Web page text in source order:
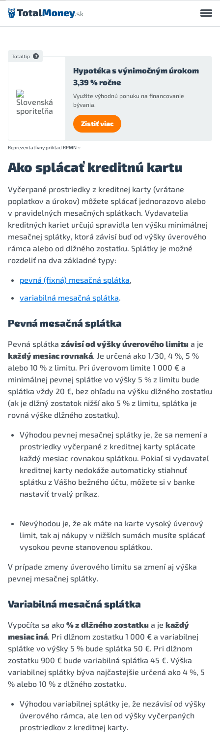
Preskočiť na obsah
Totaltip
Hypotéka s výnimočným úrokom
3,39 % ročne
Využite výhodnú ponuku na financovanie
bývania.
Zistiť viac
Reprezentatívny príklad RPMN
Ako splácať kreditnú kartu
Vyčerpané prostriedky z kreditnej karty (vrátane
poplatkov a úrokov) môžete splácať jednorazovo alebo
v pravidelných mesačných splátkach. Vydavatelia
kreditných kariet určujú spravidla len výšku minimálnej
mesačnej splátky, ktorá závisí buď od výšky úverového
rámca alebo od dlžného zostatku. Splátky je možné
rozdeliť na dva základné typy:
pevná (fixná) mesačná splátka,
variabilná mesačná splátka.
Pevná mesačná splátka
Pevná splátka závisí od výšky úverového limitu a je
každý mesiac rovnaká. Je určená ako 1/30, 4 %, 5 %
alebo 10 % z limitu. Pri úverovom limite 1 000 € a
minimálnej pevnej splátke vo výšky 5 % z limitu bude
splátka vždy 20 €, bez ohľadu na výšku dlžného zostatku
(ak je dlžný zostatok nižší ako 5 % z limitu, splátka je
rovná výške dlžného zostatku).
Výhodou pevnej mesačnej splátky je, že sa nemení a
prostriedky vyčerpané z kreditnej karty splácate
každý mesiac rovnakou splátkou. Pokiaľ si vydavateľ
kreditnej karty nedokáže automaticky stiahnuť
splátku z Vášho bežného účtu, môžete si v banke
nastaviť trvalý príkaz.
Nevýhodou je, že ak máte na karte vysoký úverový
limit, tak aj nákupy v nižších sumách musíte splácať
vysokou pevne stanovenou splátkou.
V prípade zmeny úverového limitu sa zmení aj výška
pevnej mesačnej splátky.
Variabilná mesačná splátka
Vypočíta sa ako % z dlžného zostatku a je každý
mesiac iná. Pri dlžnom zostatku 1 000 € a variabilnej
splátke vo výšky 5 % bude splátka 50 €. Pri dlžnom
zostatku 900 € bude variabilná splátka 45 €. Výška
variabilnej splátky býva najčastejšie určená ako 4 %, 5
% alebo 10 % z dlžného zostatku.
Výhodou variabilnej splátky je, že nezávisí od výšky
úverového rámca, ale len od výšky vyčerpaných
prostriedkov z kreditnej karty.